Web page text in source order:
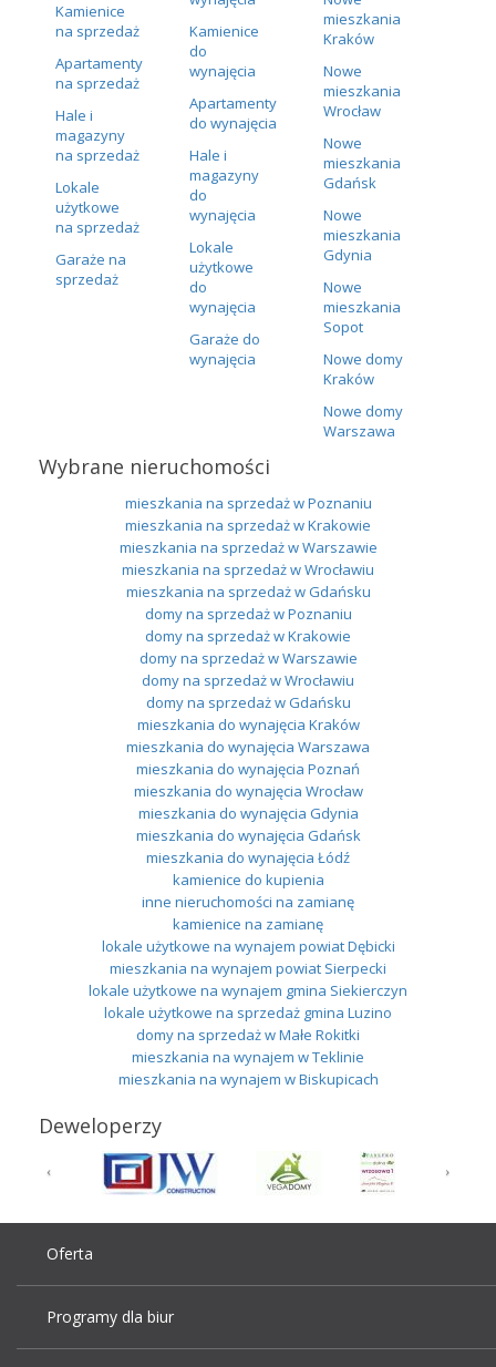
Kamienice
na sprzedaż
Apartamenty
na sprzedaż
Hale i
magazyny
na sprzedaż
Lokale
użytkowe
na sprzedaż
Garaże na
sprzedaż
Kamienice
do
wynajęcia
Apartamenty
do wynajęcia
Hale i
magazyny
do
wynajęcia
Lokale
użytkowe
do
wynajęcia
Garaże do
wynajęcia
mieszkania
Kraków
Nowe
mieszkania
Wrocław
Nowe
mieszkania
Gdańsk
Nowe
mieszkania
Gdynia
Nowe
mieszkania
Sopot
Nowe domy
Kraków
Nowe domy
Warszawa
Wybrane nieruchomości
mieszkania na sprzedaż w Poznaniu
mieszkania na sprzedaż w Krakowie
mieszkania na sprzedaż w Warszawie
mieszkania na sprzedaż w Wrocławiu
mieszkania na sprzedaż w Gdańsku
domy na sprzedaż w Poznaniu
domy na sprzedaż w Krakowie
domy na sprzedaż w Warszawie
domy na sprzedaż w Wrocławiu
domy na sprzedaż w Gdańsku
mieszkania do wynajęcia Kraków
mieszkania do wynajęcia Warszawa
mieszkania do wynajęcia Poznań
mieszkania do wynajęcia Wrocław
mieszkania do wynajęcia Gdynia
mieszkania do wynajęcia Gdańsk
mieszkania do wynajęcia Łódź
kamienice do kupienia
inne nieruchomości na zamianę
kamienice na zamianę
lokale użytkowe na wynajem powiat Dębicki
mieszkania na wynajem powiat Sierpecki
lokale użytkowe na wynajem gmina Siekierczyn
lokale użytkowe na sprzedaż gmina Luzino
domy na sprzedaż w Małe Rokitki
mieszkania na wynajem w Teklinie
mieszkania na wynajem w Biskupicach
Deweloperzy
Oferta
Programy dla biur